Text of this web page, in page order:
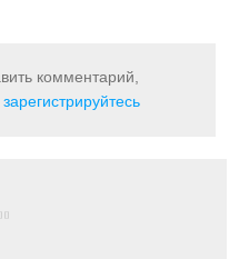
комментарий,
зарегистрируйтесь